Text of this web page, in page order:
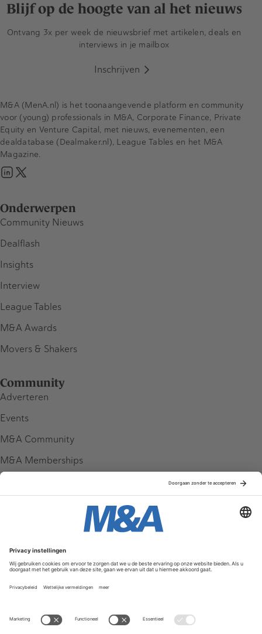
Blijf op de hoogte van al het nieuws
Ontvang 3x per week de nieuwsbrief met artikelen, deals en
interviews in je mailbox
Inschrijven
Onderwerpen
Community Nieuws
Dealflash
Insights
Interview
League Tables
M&A Awards
Movers & Shakers
Community
Adverteren
Events
M&A Community
M&A Memberships
Service & Contact
Contact
FAQ
Werken bij ons
M&A (MenA.nl) is het toonaangevende platform en community
voor (young) professionals in M&A, Corporate Finance, Private
Equity en Venture Capital, met nieuws, evenementen, een
dealdatabase (Dealmaker.nl), League Tables en het M&A
Magazine.